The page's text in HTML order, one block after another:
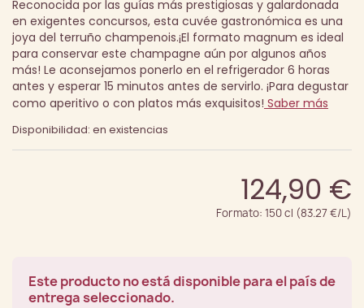
Reconocida por las guías más prestigiosas y galardonada
en exigentes concursos, esta cuvée gastronómica es una
joya del terruño champenois.¡El formato magnum es ideal
para conservar este champagne aún por algunos años
más! Le aconsejamos ponerlo en el refrigerador 6 horas
antes y esperar 15 minutos antes de servirlo. ¡Para degustar
como aperitivo o con platos más exquisitos! Saber más
Disponibilidad: en existencias
124,90 €
Formato: 150 cl (83.27 €/L)
Este producto no está disponible para el país de
entrega seleccionado.